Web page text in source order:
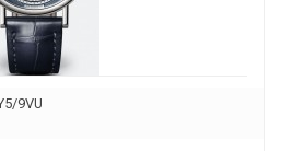
9VU